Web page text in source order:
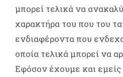
μπορεί τελικά να
χαρακτήρα του που του
ενδιαφέροντα που
οποία τελικά μπορεί να
Εφόσον έχουμε και εμείς